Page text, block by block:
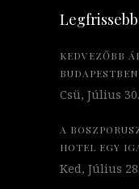
KEDVEZŐBB
BUDAPESTBEN
Csü, Július 30.
A
HOTEL EGY
Ked, Július 28.